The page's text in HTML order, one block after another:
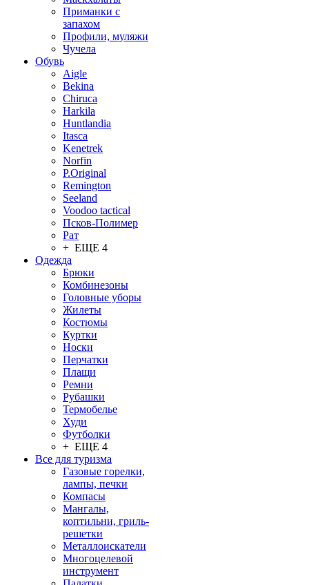
Приманки с
запахом
Профили, муляжи
Чучела
Обувь
Aigle
Bekina
Chiruсa
Harkila
Huntlandia
Itasca
Kenetrek
Norfin
P.Original
Remington
Seeland
Voodoo tactical
Псков-Полимер
Рат
+ ЕЩЕ 4
Одежда
Брюки
Комбинезоны
Головные уборы
Жилеты
Костюмы
Куртки
Носки
Перчатки
Плащи
Ремни
Рубашки
Термобелье
Худи
Футболки
+ ЕЩЕ 4
Все для туризма
Газовые горелки,
лампы, печки
Компасы
Мангалы,
коптильни, гриль-
решетки
Металлоискатели
Многоцелевой
инструмент